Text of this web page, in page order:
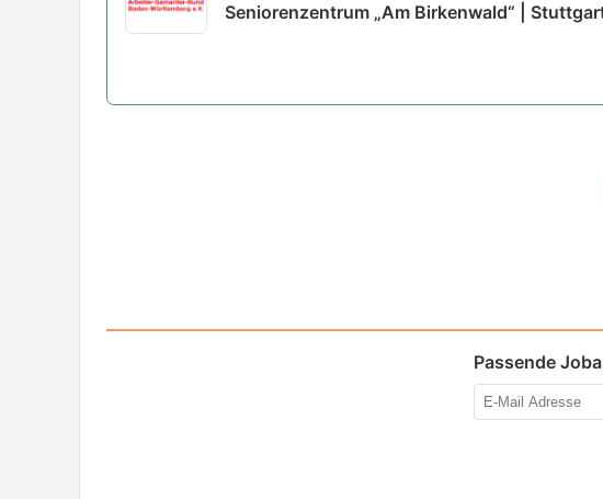
Seniorenzentrum „Am Birkenwald“ |
Passende